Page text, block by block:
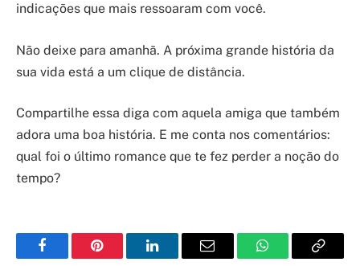
indicações que mais ressoaram com você.
Não deixe para amanhã. A próxima grande história da
sua vida está a um clique de distância.
Compartilhe essa diga com aquela amiga que também
adora uma boa história. E me conta nos comentários:
qual foi o último romance que te fez perder a noção do
tempo?
FacebookPinterest LinkedInEmail WhatsAppCopy